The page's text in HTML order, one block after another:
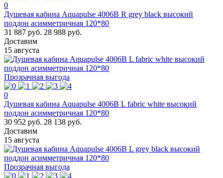
0
Душевая кабина Aquapulse 4006B R grey black высокий
поддон асимметричная 120*80
31 887 руб. 28 988 руб.
Доставим
15 августа
Прозрачная выгода
0
Душевая кабина Aquapulse 4006B L fabric white высокий
поддон асимметричная 120*80
30 952 руб. 28 138 руб.
Доставим
15 августа
Прозрачная выгода